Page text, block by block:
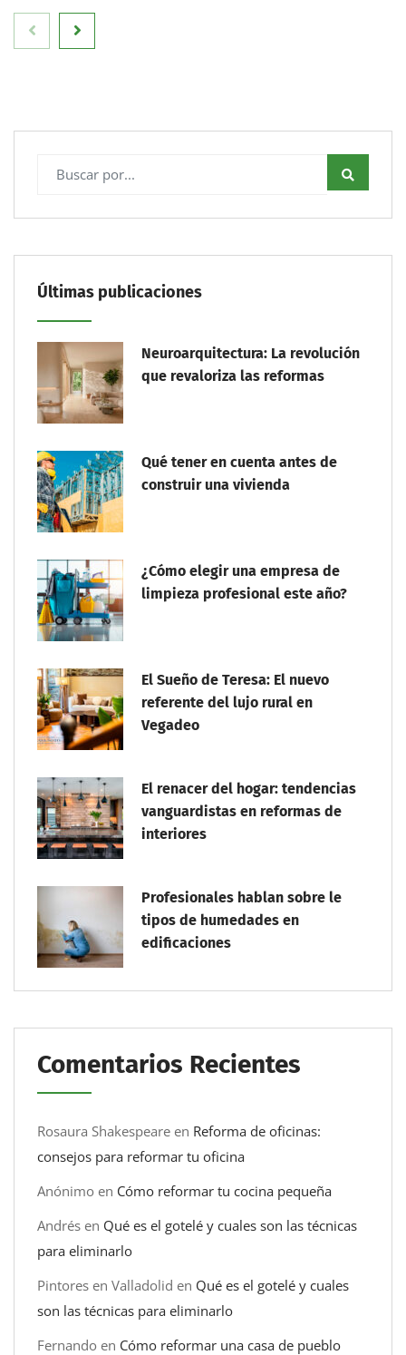
Últimas publicaciones
Neuroarquitectura: La revolución
que revaloriza las reformas
Qué tener en cuenta antes de
construir una vivienda
¿Cómo elegir una empresa de
limpieza profesional este año?
El Sueño de Teresa: El nuevo
referente del lujo rural en
Vegadeo
El renacer del hogar: tendencias
vanguardistas en reformas de
interiores
Profesionales hablan sobre le
tipos de humedades en
edificaciones
Comentarios Recientes
Rosaura Shakespeare en Reforma de oficinas:
consejos para reformar tu oficina
Anónimo en Cómo reformar tu cocina pequeña
Andrés en Qué es el gotelé y cuales son las técnicas
para eliminarlo
Pintores en Valladolid en Qué es el gotelé y cuales
son las técnicas para eliminarlo
Fernando en Cómo reformar una casa de pueblo